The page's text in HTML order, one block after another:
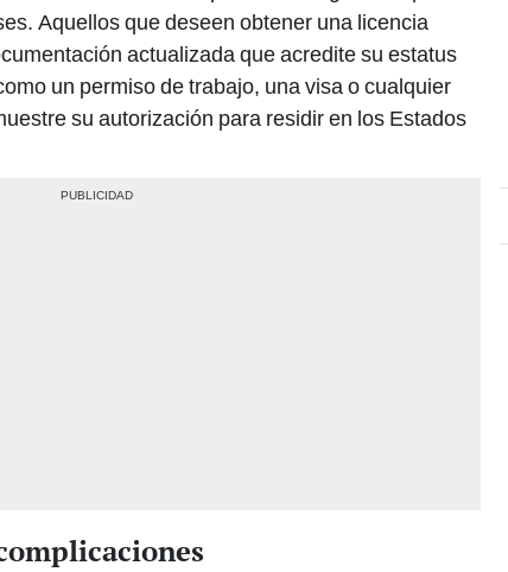
Aquellos que deseen obtener una licencia
actualizada que acredite su estatus
un permiso de trabajo, una visa o cualquier
su autorización para residir en los Estados